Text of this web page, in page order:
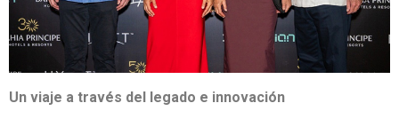
Un viaje a través del legado e innovación